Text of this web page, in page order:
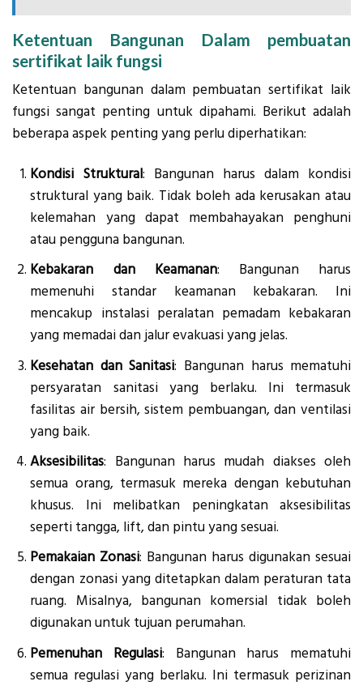
Ketentuan Bangunan Dalam pembuatan
sertifikat laik fungsi
Ketentuan bangunan dalam pembuatan sertifikat laik
fungsi sangat penting untuk dipahami. Berikut adalah
beberapa aspek penting yang perlu diperhatikan:
Kondisi Struktural: Bangunan harus dalam kondisi
struktural yang baik. Tidak boleh ada kerusakan atau
kelemahan yang dapat membahayakan penghuni
atau pengguna bangunan.
Kebakaran dan Keamanan: Bangunan harus
memenuhi standar keamanan kebakaran. Ini
mencakup instalasi peralatan pemadam kebakaran
yang memadai dan jalur evakuasi yang jelas.
Kesehatan dan Sanitasi: Bangunan harus mematuhi
persyaratan sanitasi yang berlaku. Ini termasuk
fasilitas air bersih, sistem pembuangan, dan ventilasi
yang baik.
Aksesibilitas: Bangunan harus mudah diakses oleh
semua orang, termasuk mereka dengan kebutuhan
khusus. Ini melibatkan peningkatan aksesibilitas
seperti tangga, lift, dan pintu yang sesuai.
Pemakaian Zonasi: Bangunan harus digunakan sesuai
dengan zonasi yang ditetapkan dalam peraturan tata
ruang. Misalnya, bangunan komersial tidak boleh
digunakan untuk tujuan perumahan.
Pemenuhan Regulasi: Bangunan harus mematuhi
semua regulasi yang berlaku. Ini termasuk perizinan